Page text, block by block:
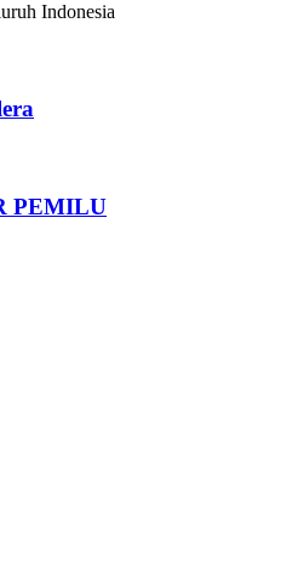
Indonesia
PEMILU